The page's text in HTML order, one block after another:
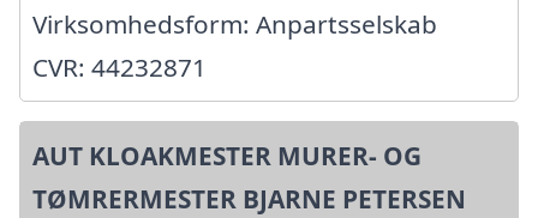
Virksomhedsform: Anpartsselskab
CVR: 44232871
AUT KLOAKMESTER MURER- OG
TØMRERMESTER BJARNE PETERSEN